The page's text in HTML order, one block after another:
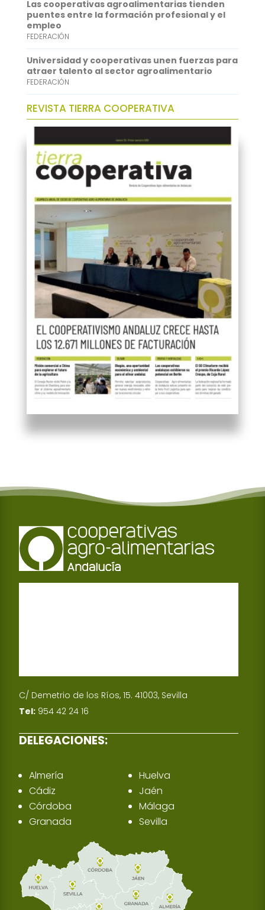
Las cooperativas agroalimentarias tienden
puentes entre la formación profesional y el
empleo
FEDERACIÓN
Universidad y cooperativas unen fuerzas para
atraer talento al sector agroalimentario
FEDERACIÓN
REVISTA TIERRA COOPERATIVA
C/ Demetrio de los Ríos, 15. 41003, Sevilla
Tel: 954 42 24 16
DELEGACIONES:
Almería
Cádiz
Córdoba
Granada
Huelva
Jaén
Málaga
Sevilla